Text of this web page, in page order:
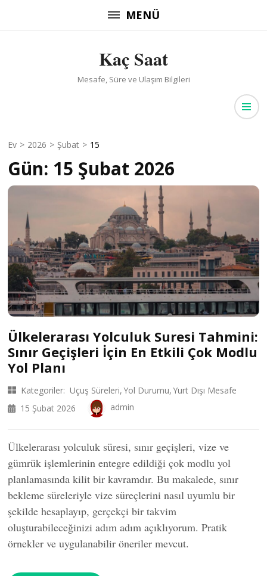
atla
MENÜ
Kaç Saat
Mesafe, Süre ve Ulaşım Bilgileri
Ev > 2026 > Şubat > 15
Gün: 15 Şubat 2026
Ülkelerarası Yolculuk Suresi Tahmini:
Sınır Geçişleri İçin En Etkili Çok Modlu
Yol Planı
Kategoriler: Uçuş Süreleri Yol Durumu Yurt Dışı Mesafe
15 Şubat 2026
admin
Ülkelerarası yolculuk süresi, sınır geçişleri, vize ve
gümrük işlemlerinin entegre edildiği çok modlu yol
planlamasında kilit bir kavramdır. Bu makalede, sınır
bekleme süreleriyle vize süreçlerini nasıl uyumlu bir
şekilde hesaplayıp, gerçekçi bir takvim
oluşturabileceğinizi adım adım açıklıyorum. Pratik
örnekler ve uygulanabilir öneriler mevcut.